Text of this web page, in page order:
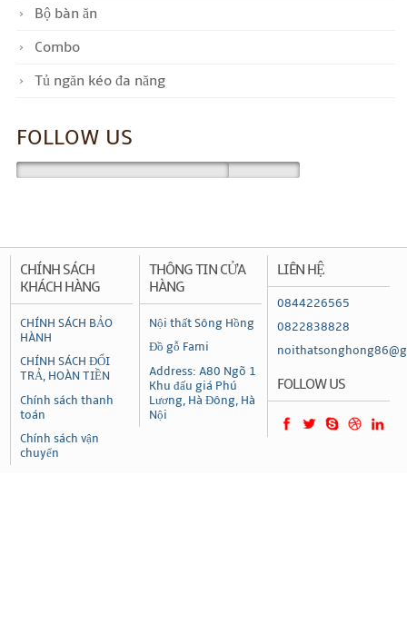
Bộ bàn ăn
Combo
Tủ ngăn kéo đa năng
FOLLOW US
CHÍNH SÁCH
KHÁCH HÀNG
CHÍNH SÁCH BẢO
HÀNH
CHÍNH SÁCH ĐỔI
TRẢ, HOÀN TIỀN
Chính sách thanh
toán
Chính sách vận
chuyển
THÔNG TIN CỬA
HÀNG
Nội thất Sông Hồng
Đồ gỗ Fami
Address: A80 Ngõ 1
Khu đấu giá Phú
Lương, Hà Đông, Hà
Nội
LIÊN HỆ
0844226565
0822838828
FOLLOW US